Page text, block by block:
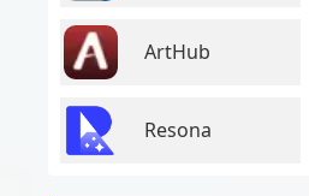
ArtHub
Resona